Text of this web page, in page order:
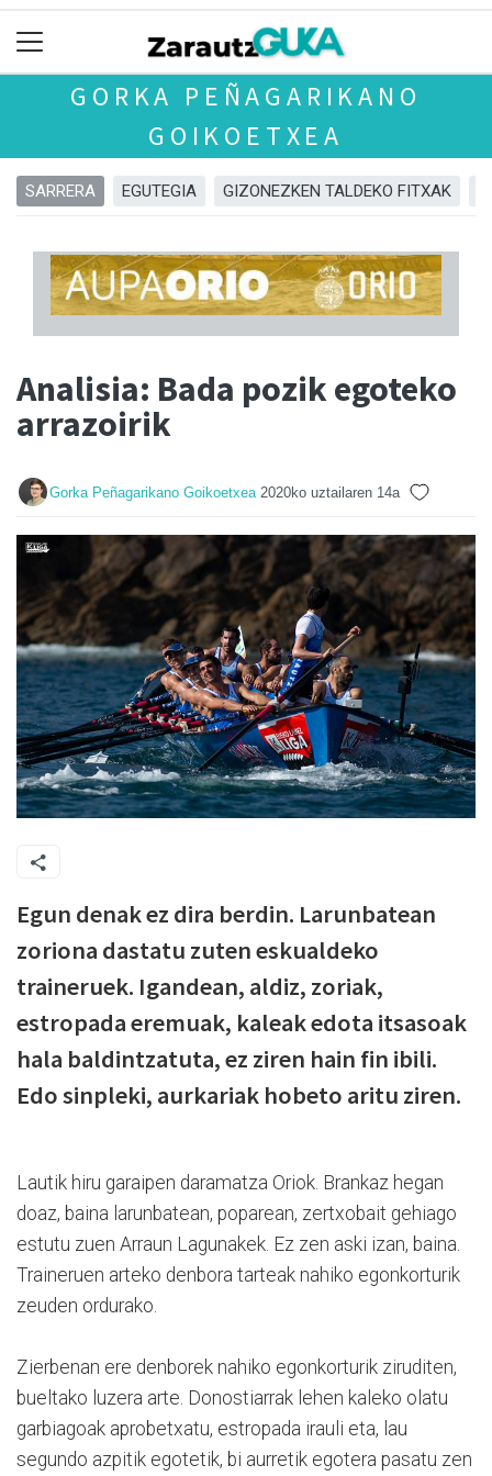
GORKA PEÑAGARIKANO
GOIKOETXEA
SARRERA EGUTEGIA GIZONEZKEN TALDEKO FITXAK
Analisia: Bada pozik egoteko
arrazoirik
Gorka Peñagarikano Goikoetxea 2020ko uztailaren 14a
Egun denak ez dira berdin. Larunbatean
zoriona dastatu zuten eskualdeko
traineruek. Igandean, aldiz, zoriak,
estropada eremuak, kaleak edota itsasoak
hala baldintzatuta, ez ziren hain fin ibili.
Edo sinpleki, aurkariak hobeto aritu ziren.
Lautik hiru garaipen daramatza Oriok. Brankaz hegan
doaz, baina larunbatean, poparean, zertxobait gehiago
estutu zuen Arraun Lagunakek. Ez zen aski izan, baina.
Traineruen arteko denbora tarteak nahiko egonkorturik
zeuden ordurako.
Zierbenan ere denborek nahiko egonkorturik ziruditen,
bueltako luzera arte. Donostiarrak lehen kaleko olatu
garbiagoak aprobetxatu, estropada irauli eta, lau
segundo azpitik egotetik, bi aurretik egotera pasatu zen